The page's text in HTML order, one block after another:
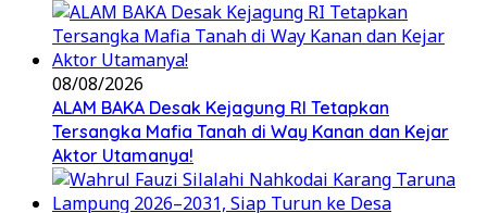
08/08/2026
ALAM BAKA Desak Kejagung RI Tetapkan
Tersangka Mafia Tanah di Way Kanan dan Kejar
Aktor Utamanya!